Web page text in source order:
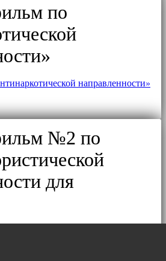
по
направленности»
№2 по
для